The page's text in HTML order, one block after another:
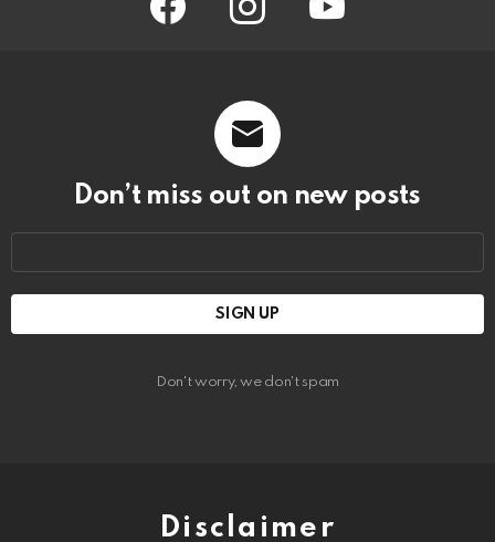
Don’t miss out on new posts
Don't worry, we don't spam
Disclaimer